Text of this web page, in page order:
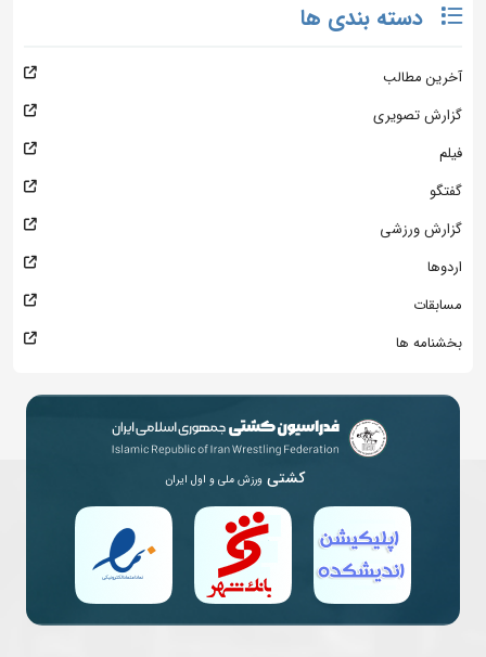
دسته بندی ها
آخرین مطالب
گزارش تصویری
فیلم
گفتگو
گزارش ورزشی
اردوها
مسابقات
بخشنامه ها
کشتی ورزش ملی و اول ایران